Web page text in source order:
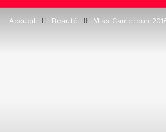
Accueil Beauté Miss Cameroun